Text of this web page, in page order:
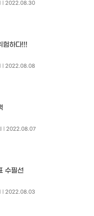
| 2022.08.30
험하다!!!
| 2022.08.08
| 2022.08.07
수필선
| 2022.08.03